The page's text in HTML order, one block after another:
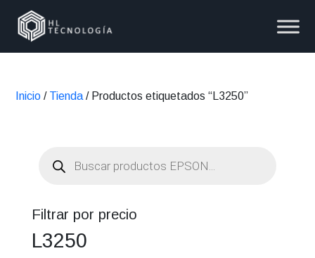
Inicio / Tienda / Productos etiquetados “L3250”
productos
Filtrar por precio
L3250